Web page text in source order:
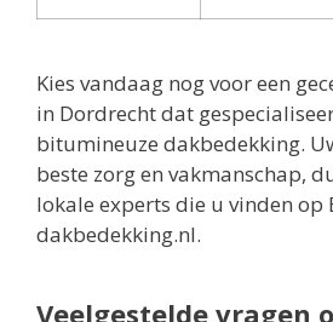
Kies vandaag nog voor een
in Dordrecht dat
bitumineuze dakbedekking.
beste zorg en vakmanschap,
lokale experts die u vinden op
dakbedekking.nl.
Veelgestelde vragen